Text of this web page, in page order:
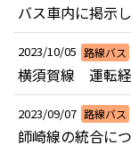
バス車内に掲示
2023/10/05 路線バス
横須賀線 運転
2023/09/07 路線バス
師崎線の統合に